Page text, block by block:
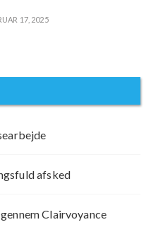
17, 2025
afsked
Clairvoyance